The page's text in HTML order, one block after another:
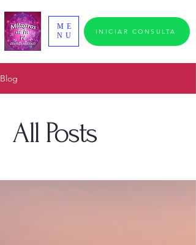
ME
NU
INICIAR CONSULTA
Blog
All Posts